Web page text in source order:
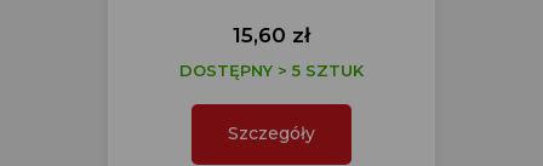
15,60 zł
DOSTĘPNY > 5 SZTUK
Szczegóły